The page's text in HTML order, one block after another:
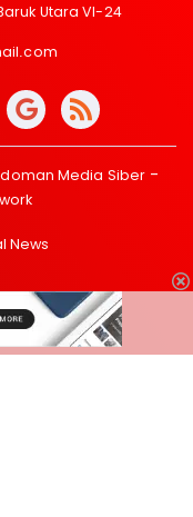
Utara VI-24
Media Siber
News